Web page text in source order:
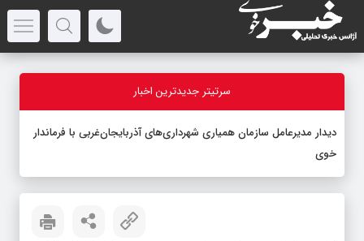
سرتیتر جدیدترین اخبار
دیدار مدیرعامل سازمان همیاری شهرداری‌های آذربایجان‌غربی با فرماندار
خوی